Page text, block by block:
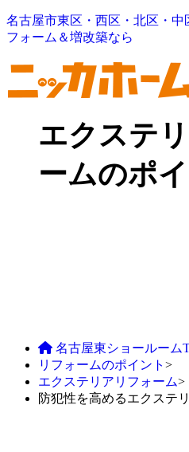
名古屋市東区・西区・北区・中
フォーム＆増改築なら
エクステ
ームのポ
名古屋東ショールーム
リフォームのポイント >
エクステリアリフォーム>
防犯性を高めるエクステ